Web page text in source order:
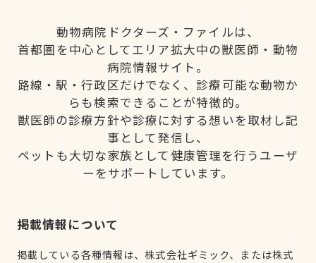
動物病院ドクターズ・ファイルは、
首都圏を中心としてエリア拡大中の獣医師・動物
病院情報サイト。
路線・駅・行政区だけでなく、診療可能な動物か
らも検索できることが特徴的。
獣医師の診療方針や診療に対する想いを取材し記
事として発信し、
ペットも大切な家族として健康管理を行うユーザ
ーをサポートしています。
掲載情報について
掲載している各種情報は、株式会社ギミック、または株式